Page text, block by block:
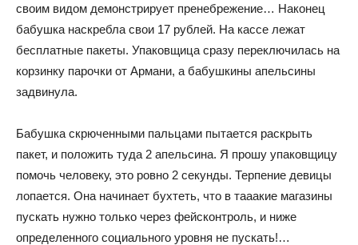
своим видом демонстрирует пренебрежение… Наконец
бабушка наскребла свои 17 рублей. На кассе лежат
бесплатные пакеты. Упаковщица сразу переключилась на
корзинку парочки от Армани, а бабушкины апельсины
задвинула.
Бабушка скрюченными пальцами пытается раскрыть
пакет, и положить туда 2 апельсина. Я прошу упаковщицу
помочь человеку, это ровно 2 секунды. Терпение девицы
лопается. Она начинает бухтеть, что в тааакие магазины
пускать нужно только через фейсконтроль, и ниже
определенного социального уровня не пускать!…